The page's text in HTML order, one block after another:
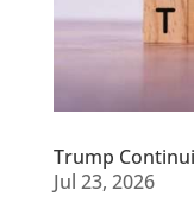
Trump
Jul 23, 2026